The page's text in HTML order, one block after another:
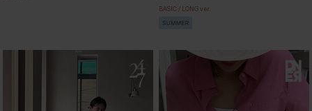
BASIC / LONG ver.